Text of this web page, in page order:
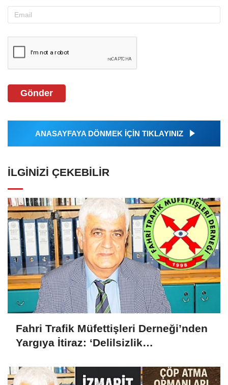
Gönder
ANASAYFAYA DÖNMEK İÇİN TIKLAYINIZ
İLGINIZI ÇEKEBILIR
Fahri Trafik Müfettişleri Derneği’nden
Yargıya İtiraz: ‘Delilsizlik
Hukuksuzdur’